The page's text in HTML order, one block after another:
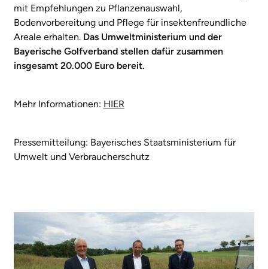
mit Empfehlungen zu Pflanzenauswahl,
Bodenvorbereitung und Pflege für insektenfreundliche
Areale erhalten. Das Umweltministerium und der
Bayerische Golfverband stellen dafür zusammen
insgesamt 20.000 Euro bereit.
Mehr Informationen: HIER
Pressemitteilung: Bayerisches Staatsministerium für
Umwelt und Verbraucherschutz